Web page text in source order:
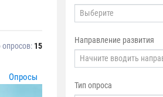
Выберите
Направление развития
Начните вводить
Тип опроса
15
Опросы